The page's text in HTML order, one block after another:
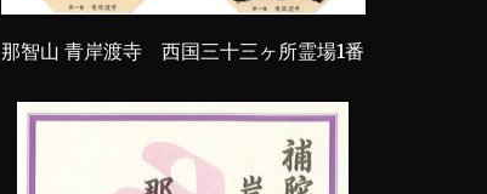
那智山 青岸渡寺 西国三十三ヶ所霊場1番